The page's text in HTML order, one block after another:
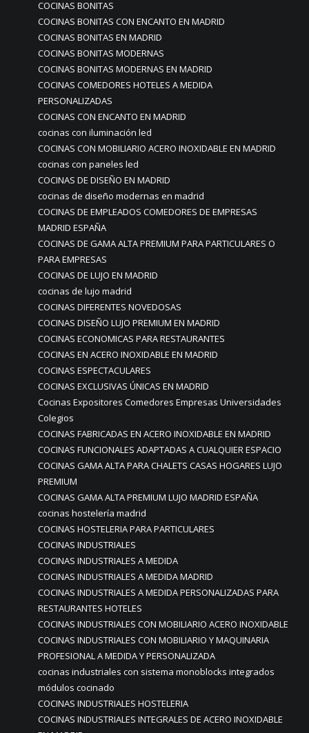
COCINAS BONITAS
COCINAS BONITAS CON ENCANTO EN MADRID
COCINAS BONITAS EN MADRID
COCINAS BONITAS MODERNAS
COCINAS BONITAS MODERNAS EN MADRID
COCINAS COMEDORES HOTELES A MEDIDA
PERSONALIZADAS
COCINAS CON ENCANTO EN MADRID
cocinas con iluminación led
COCINAS CON MOBILIARIO ACERO INOXIDABLE EN MADRID
cocinas con paneles led
COCINAS DE DISEÑO EN MADRID
cocinas de diseño modernas en madrid
COCINAS DE EMPLEADOS COMEDORES DE EMPRESAS
MADRID ESPAÑA
COCINAS DE GAMA ALTA PREMIUM PARA PARTICULARES O
PARA EMPRESAS
COCINAS DE LUJO EN MADRID
cocinas de lujo madrid
COCINAS DIFERENTES NOVEDOSAS
COCINAS DISEÑO LUJO PREMIUM EN MADRID
COCINAS ECONOMICAS PARA RESTAURANTES
COCINAS EN ACERO INOXIDABLE EN MADRID
COCINAS ESPECTACULARES
COCINAS EXCLUSIVAS ÚNICAS EN MADRID
Cocinas Expositores Comedores Empresas Universidades
Colegios
COCINAS FABRICADAS EN ACERO INOXIDABLE EN MADRID
COCINAS FUNCIONALES ADAPTADAS A CUALQUIER ESPACIO
COCINAS GAMA ALTA PARA CHALETS CASAS HOGARES LUJO
PREMIUM
COCINAS GAMA ALTA PREMIUM LUJO MADRID ESPAÑA
cocinas hostelería madrid
COCINAS HOSTELERIA PARA PARTICULARES
COCINAS INDUSTRIALES
COCINAS INDUSTRIALES A MEDIDA
COCINAS INDUSTRIALES A MEDIDA MADRID
COCINAS INDUSTRIALES A MEDIDA PERSONALIZADAS PARA
RESTAURANTES HOTELES
COCINAS INDUSTRIALES CON MOBILIARIO ACERO INOXIDABLE
COCINAS INDUSTRIALES CON MOBILIARIO Y MAQUINARIA
PROFESIONAL A MEDIDA Y PERSONALIZADA
cocinas industriales con sistema monoblocks integrados
módulos cocinado
COCINAS INDUSTRIALES HOSTELERIA
COCINAS INDUSTRIALES INTEGRALES DE ACERO INOXIDABLE